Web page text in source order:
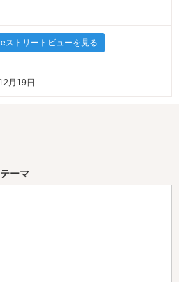
ストリートビューを見る
月19日
ーマ